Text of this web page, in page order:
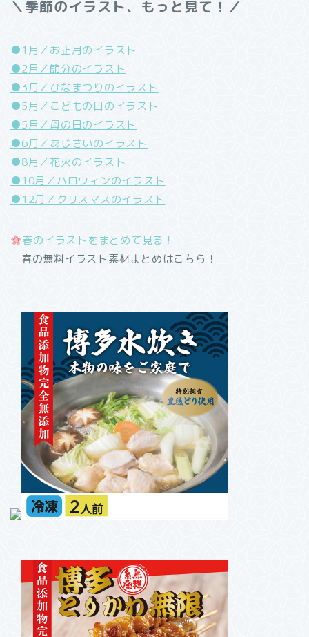
＼季節のイラスト、もっと見て！／
●1月／お正月のイラスト
●2月／節分のイラスト
●3月／ひなまつりのイラスト
●5月／こどもの日のイラスト
●5月／母の日のイラスト
●6月／あじさいのイラスト
●8月／花火のイラスト
●10月／ハロウィンのイラスト
●12月／クリスマスのイラスト
春のイラストをまとめて見る！
春の無料イラスト素材まとめはこちら！